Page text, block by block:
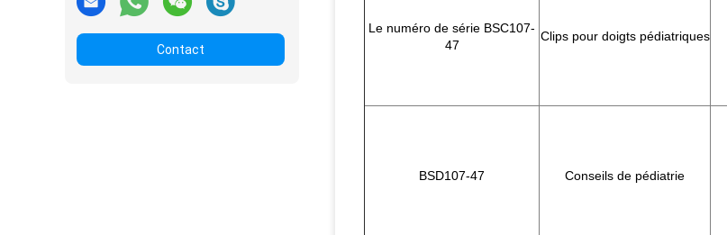
Contact
Le numéro de série BSC107-
47
Clips pour doigts pédiatriques
BSD107-47 Conseils de pédiatrie